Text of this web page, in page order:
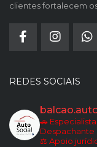
clientes fortalecem
REDES SOCIAIS
🚗
Despachante
⚖️ Apoio